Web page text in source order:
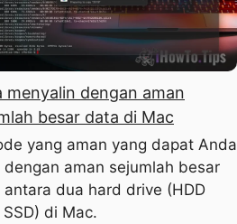
menyalin dengan aman
besar data di Mac
yang aman yang dapat Anda
dengan aman sejumlah besar
antara dua hard drive (HDD
di Mac.